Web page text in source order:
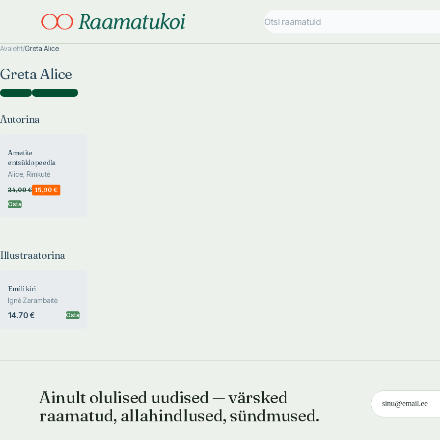
Avaleht/Greta Alice
Greta Alice
Autorina )Illustraatorina )
Autorina
Ametite
entsüklopeedia
Alice, Rimkutė
24,00 € 15,90 €
Osta
Illustraatorina
Emili kiri
Ignė Zarambaitė
14.70 € Osta
Ainult olulised uudised — värsked
raamatud, allahindlused, sündmused.